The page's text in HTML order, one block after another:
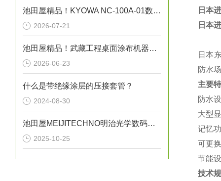
池田屋精品！KYOWA NC-100A-01数字转换单元
2026-07-21
池田屋精品！武藏工程桌面涂布机器人 SHOTMASTER 300SX 参数介绍
2026-06-23
什么是带绝缘涂层的压接套管？
2024-08-30
池田屋MEIJITECHNO明治光学数码变焦显微镜MS-40DR应用指南
2025-10-25
日本
日本
日本
防水
主要
防水
大型
记忆
可更
节能
技术